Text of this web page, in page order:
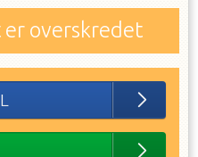
overskredet